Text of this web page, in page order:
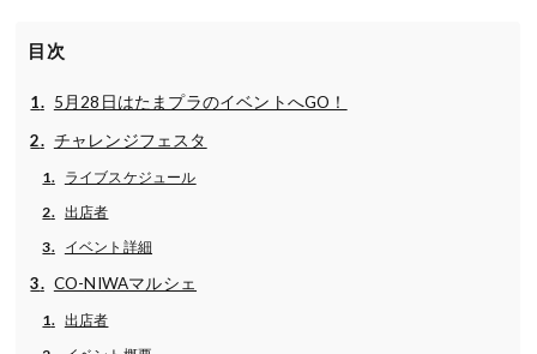
目次
5月28日はたまプラのイベントへGO！
チャレンジフェスタ
ライブスケジュール
出店者
イベント詳細
CO-NIWAマルシェ
出店者